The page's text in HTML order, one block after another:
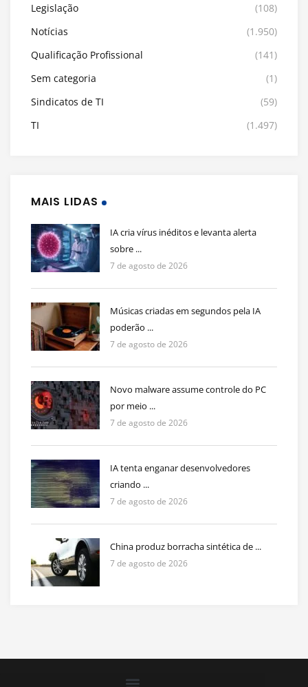
Legislação
(108)
Notícias
(1.950)
Qualificação Profissional
(141)
Sem categoria
(1)
Sindicatos de TI
(59)
TI
(1.497)
MAIS LIDAS
IA cria vírus inéditos e levanta alerta
sobre ...
7 de agosto de 2026
Músicas criadas em segundos pela IA
poderão ...
7 de agosto de 2026
Novo malware assume controle do PC
por meio ...
7 de agosto de 2026
IA tenta enganar desenvolvedores
criando ...
7 de agosto de 2026
China produz borracha sintética de ...
7 de agosto de 2026